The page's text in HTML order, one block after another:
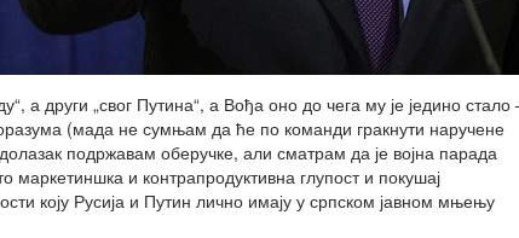
а други „свог Путина“, а Вођа оно до чега му је једино стало
(мада не сумњам да ће по команди гракнути наручене
подржавам оберучке, али сматрам да је војна парада
маркетиншка и контрапродуктивна глупост и покушај
коју Русија и Путин лично имају у српском јавном мњењу